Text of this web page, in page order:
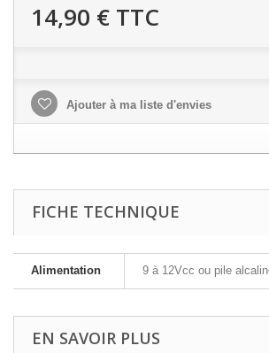
14,90 € TTC
Ajouter à ma liste d'envies
FICHE TECHNIQUE
Alimentation 9 à 12Vcc ou pile
EN SAVOIR PLUS